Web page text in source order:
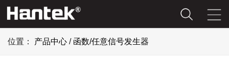
位置： 产品中心 / 函数/任意信号发生器